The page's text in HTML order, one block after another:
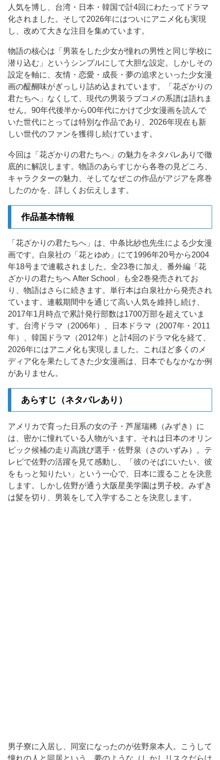
人気を博し、台湾・日本・韓国で計4回にわたってドラマ
化されました。そして2026年にはついにアニメ化も実現
し、改めて大きな注目を集めています。
物語の核心は「男装をした少女が憧れの男性と同じ学校に
潜り込む」というシンプルにして大胆な設定。しかしその
設定を軸に、友情・恋愛・成長・夢の追求といった少女漫
画の醍醐味がぎっしり詰め込まれています。「花ざかりの
君たちへ」なくして、現代の男装ラブコメの系譜は語れま
せん。90年代後半から00年代にかけて少女漫画を読んで
いた世代にとっては特別な作品であり、2026年現在も新
しい世代のファンを獲得し続けています。
今回は「花ざかりの君たちへ」の魅力をネタバレありで徹
底的に解説します。物語のあらすじから各巻の見どころ、
キャラクターの魅力、そしてなぜこの作品がアジアを席巻
したのかを、詳しくお伝えします。
作品基本情報
「花ざかりの君たちへ」は、中条比紗也先生による少女漫
画です。白泉社の「花とゆめ」にて1996年20号から2004
年18号まで連載されました。全23巻に加え、番外編「花
ざかりの君たちへ After School」も全2巻発売されてお
り、物語はさらに続きます。単行本は白泉社から発売され
ています。連載期間中を通じて高い人気を維持し続け、
2017年1月時点で累計発行部数は1700万部を超えていま
す。台湾ドラマ（2006年）、日本ドラマ（2007年・2011
年）、韓国ドラマ（2012年）と計4回のドラマ化を経て、
2026年にはアニメ化も実現しました。これほど多くのメ
ディア化を果たしてきた少女漫画は、日本でもなかなか例
がありません。
あらすじ（ネタバレあり）
アメリカで育った日系の女の子・芦屋瑞稀（みずき）に
は、密かに憧れている人物がいます。それは日本のオリン
ピック候補の走り高跳び選手・佐野泉（さのいずみ）。テ
レビで佐野の活躍を見て感動し、「彼のそばにいたい、彼
をもっと知りたい」という一心で、日本に渡ることを決意
します。しかし佐野が通う大阪星美学園は男子校。みずき
は髪を切り、男装をして入学することを決意します。
男子寮に入居し、同室になったのが佐野泉本人。こうして